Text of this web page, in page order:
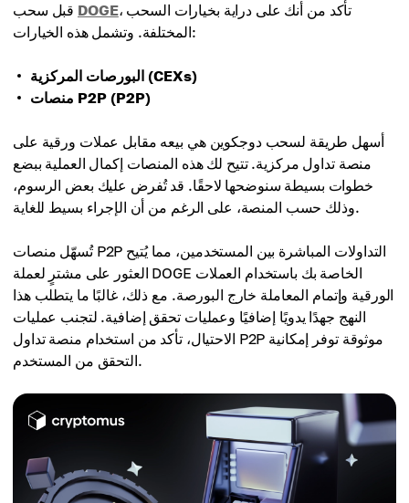
DOGE، تأكد من أنك على دراية بخيارات السحب
المختلفة. وتشمل هذه الخيارات:
البورصات المركزية (CEXs)
منصات P2P (P2P)
أسهل طريقة لسحب دوجكوين هي بيعه مقابل عملات ورقية على
منصة تداول مركزية. تتيح لك هذه المنصات إكمال العملية ببضع
خطوات بسيطة سنوضحها لاحقًا. قد تُفرض عليك بعض الرسوم،
وذلك حسب المنصة، على الرغم من أن الإجراء بسيط للغاية.
تُسهّل منصات P2P التداولات المباشرة بين المستخدمين، مما يُتيح
العثور على مشترٍ لعملة DOGE الخاصة بك باستخدام العملات
الورقية وإتمام المعاملة خارج البورصة. مع ذلك، غالبًا ما يتطلب هذا
النهج جهدًا يدويًا إضافيًا وعمليات تحقق إضافية. لتجنب عمليات
الاحتيال، تأكد من استخدام منصة تداول P2P موثوقة توفر إمكانية
التحقق من المستخدم.